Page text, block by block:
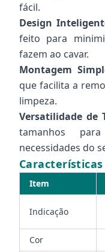
fácil.
Design
feito para
fazem ao cavar.
Montagem
que facilita a
limpeza.
Versatilidade de
tamanhos
necessidades do
Características
Item
Indicação
Cor